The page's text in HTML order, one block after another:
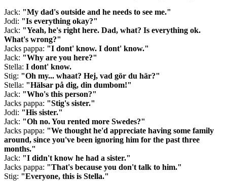
Jack: "My dad's outside and he needs to see me."
Jodi: "Is everything okay?"
Jack: "Yeah, he's right here. Dad, what? Is everything ok.
What's wrong?"
Jacks pappa: "I dont' know. I dont' know."
Jack: "Why are you here?"
Stella: I dont' know.
Stig: "Oh my... whaat? Hej, vad gör du här?"
Stella: "Hälsar på dig, din dumbom!"
Jack: "Who's this person?"
Jacks pappa: "Stig's sister."
Jodi: "His sister."
Jack: "Oh no. You rented more Swedes?"
Jacks pappa: "We thought he'd appreciate having some family
around, since you've been ignoring him for the past three
months."
Jack: "I didn't know he had a sister."
Jacks pappa: "That's because you don't talk to him."
Stig: "Everyone, this is Stella."